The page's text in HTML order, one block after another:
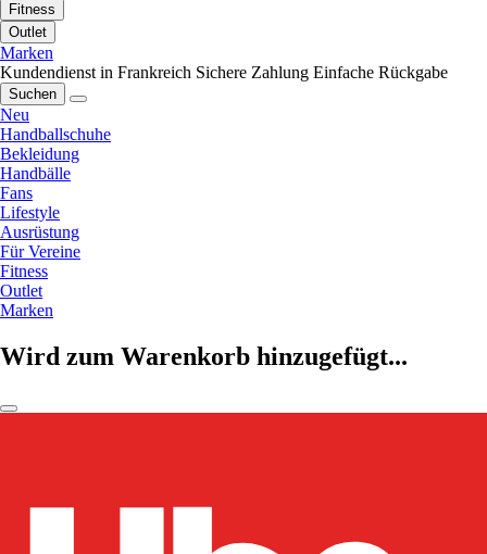
Fitness
Outlet
Marken
Kundendienst in Frankreich Sichere Zahlung Einfache Rückgabe
Suchen
Neu
Handballschuhe
Bekleidung
Handbälle
Fans
Lifestyle
Ausrüstung
Für Vereine
Fitness
Outlet
Marken
Wird zum Warenkorb hinzugefügt...